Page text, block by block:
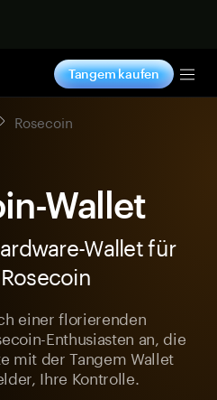
Tangem kaufen
Rosecoin
Wallet
Wallet für
einer florierenden
Enthusiasten an, die
mit der Tangem Wallet
Ihre Kontrolle.